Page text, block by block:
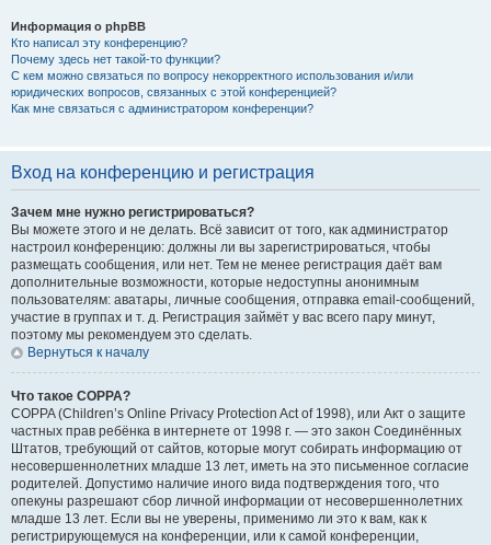
Информация о phpBB
Кто написал эту конференцию?
Почему здесь нет такой-то функции?
С кем можно связаться по вопросу некорректного использования и/или
юридических вопросов, связанных с этой конференцией?
Как мне связаться с администратором конференции?
Вход на конференцию и регистрация
Зачем мне нужно регистрироваться?
Вы можете этого и не делать. Всё зависит от того, как администратор
настроил конференцию: должны ли вы зарегистрироваться, чтобы
размещать сообщения, или нет. Тем не менее регистрация даёт вам
дополнительные возможности, которые недоступны анонимным
пользователям: аватары, личные сообщения, отправка email-сообщений,
участие в группах и т. д. Регистрация займёт у вас всего пару минут,
поэтому мы рекомендуем это сделать.
Вернуться к началу
Что такое COPPA?
COPPA (Children’s Online Privacy Protection Act of 1998), или Акт о защите
частных прав ребёнка в интернете от 1998 г. — это закон Соединённых
Штатов, требующий от сайтов, которые могут собирать информацию от
несовершеннолетних младше 13 лет, иметь на это письменное согласие
родителей. Допустимо наличие иного вида подтверждения того, что
опекуны разрешают сбор личной информации от несовершеннолетних
младше 13 лет. Если вы не уверены, применимо ли это к вам, как к
регистрирующемуся на конференции, или к самой конференции,